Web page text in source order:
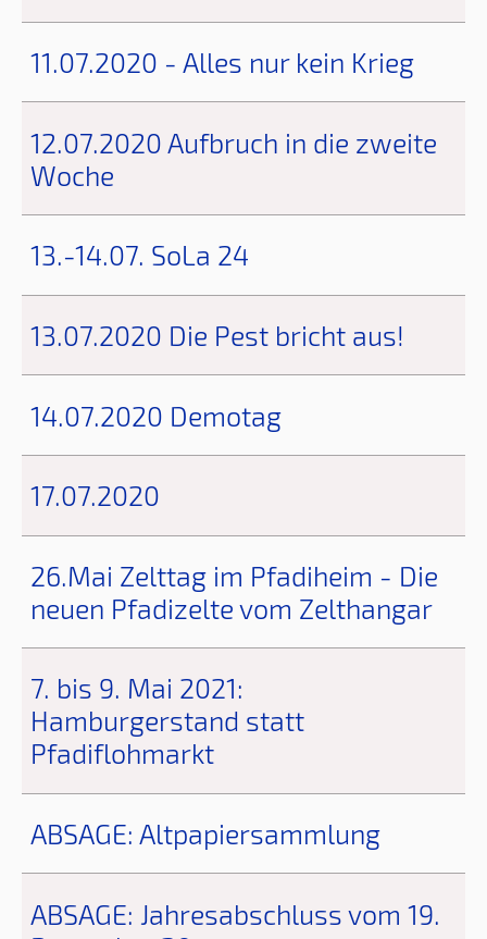
11.07.2020 - Alles nur kein Krieg
12.07.2020 Aufbruch in die zweite
Woche
13.-14.07. SoLa 24
13.07.2020 Die Pest bricht aus!
14.07.2020 Demotag
17.07.2020
26.Mai Zelttag im Pfadiheim - Die
neuen Pfadizelte vom Zelthangar
7. bis 9. Mai 2021:
Hamburgerstand statt
Pfadiflohmarkt
ABSAGE: Altpapiersammlung
ABSAGE: Jahresabschluss vom 19.